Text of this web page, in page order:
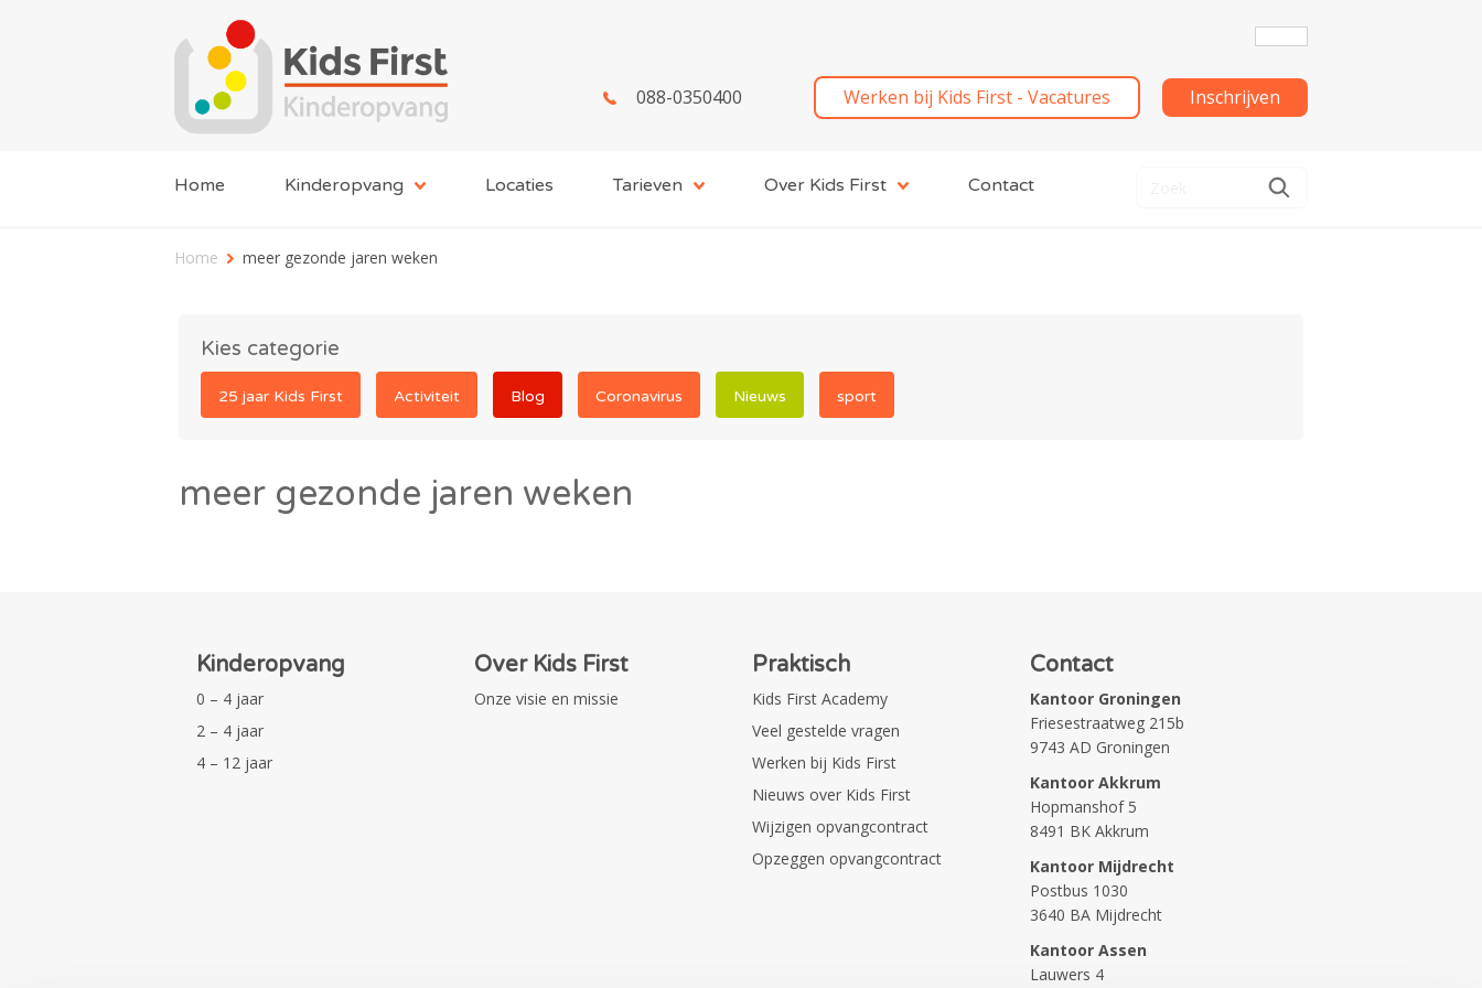
088-0350400 Werken bij Kids First - Vacatures Inschrijven
Home Kinderopvang Locaties Tarieven Over Kids First Contact
Home meer gezonde jaren weken
Kies categorie
25 jaar Kids First Activiteit Blog Coronavirus Nieuws sport
meer gezonde jaren weken
Kinderopvang
0 – 4 jaar
2 – 4 jaar
4 – 12 jaar
Over Kids First
Onze visie en missie
Praktisch
Kids First Academy
Veel gestelde vragen
Werken bij Kids First
Nieuws over Kids First
Wijzigen opvangcontract
Opzeggen opvangcontract
Contact
Kantoor Groningen
Friesestraatweg 215b
9743 AD Groningen
Kantoor Akkrum
Hopmanshof 5
8491 BK Akkrum
Kantoor Mijdrecht
Postbus 1030
3640 BA Mijdrecht
Kantoor Assen
Lauwers 4